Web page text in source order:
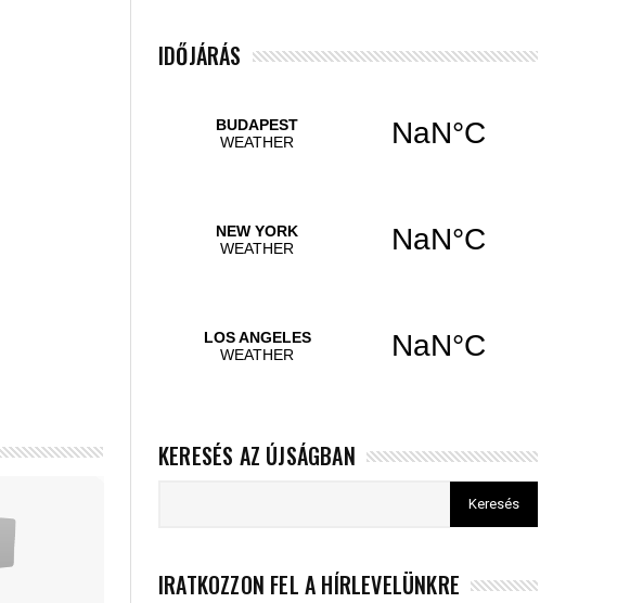
IDŐJÁRÁS
KERESÉS AZ ÚJSÁGBAN
IRATKOZZON FEL A HÍRLEVELÜNKRE